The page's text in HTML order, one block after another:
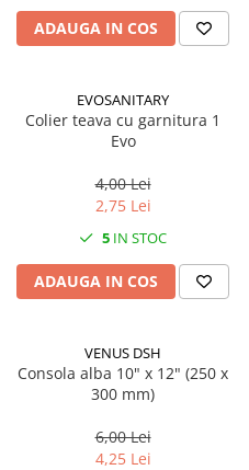
Sere si solarii
Termometre Meteo
Unelte gradinarit
Balsam de rufe profesional
Detergenti de vase profesionali
Pentru masini de spalat si polish
Pentru spalare manuala
Detergenti lichizi profesionali
Pachet curățenie
Sapun de maini profesional
Sisteme de dozaj profesionale
ADAUGA IN COS
EVOSANITARY
Colier teava cu garnitura 1
Evo
4,00 Lei
2,75 Lei
5 IN STOC
ADAUGA IN COS
VENUS DSH
Consola alba 10" x 12" (250 x
300 mm)
6,00 Lei
4,25 Lei